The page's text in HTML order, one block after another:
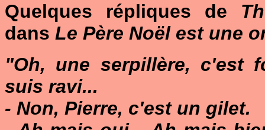
Quelques répliques de
dans Le Père Noël est une
"Oh, une serpillère, c'est
suis ravi...
- Non, Pierre, c'est un gilet.